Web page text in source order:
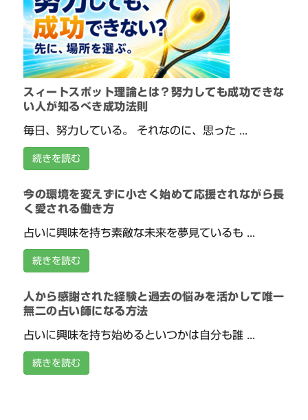
スィートスポット理論とは？努力しても成功できな
い人が知るべき成功法則
毎日、努力している。 それなのに、思った ...
続きを読む
今の環境を変えずに小さく始めて応援されながら長
く愛される働き方
占いに興味を持ち素敵な未来を夢見ているも ...
続きを読む
人から感謝された経験と過去の悩みを活かして唯一
無二の占い師になる方法
占いに興味を持ち始めるといつかは自分も誰 ...
続きを読む